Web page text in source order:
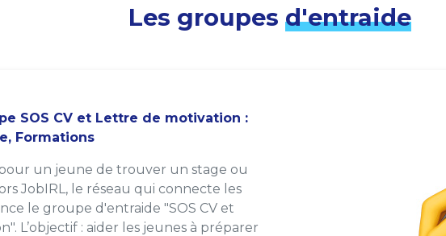
Les groupes d'entraide
SOS CV et Lettre de motivation :
Formations
un jeune de trouver un stage ou
JobIRL, le réseau qui connecte les
le groupe d'entraide "SOS CV et
L’objectif : aider les jeunes à préparer